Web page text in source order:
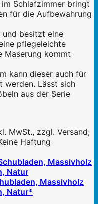
Schlafzimmer bringt
für die Aufbewahrung
und besitzt eine
pflegeleichte
Maserung kommt
kann dieser auch für
werden. Lässt sich
aus der Serie
MwSt., zzgl. Versand;
Haftung
Massivholz
Natur*